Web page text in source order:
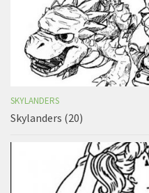
SKYLANDERS
Skylanders (20)